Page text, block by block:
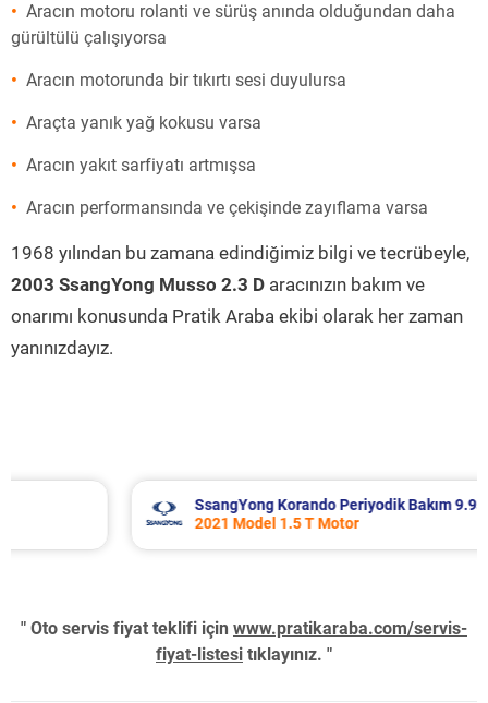
Aracın motoru rolanti ve sürüş anında olduğundan daha
gürültülü çalışıyorsa
Aracın motorunda bir tıkırtı sesi duyulursa
Araçta yanık yağ kokusu varsa
Aracın yakıt sarfiyatı artmışsa
Aracın performansında ve çekişinde zayıflama varsa
1968 yılından bu zamana edindiğimiz bilgi ve tecrübeyle,
2003 SsangYong Musso 2.3 D aracınızın bakım ve
onarımı konusunda Pratik Araba ekibi olarak her zaman
yanınızdayız.
SsangYong Korando Periyodik Bakım 9.937 TL
2021 Model 1.5 T Motor
" Oto servis fiyat teklifi için www.pratikaraba.com/servis-
fiyat-listesi tıklayınız. "